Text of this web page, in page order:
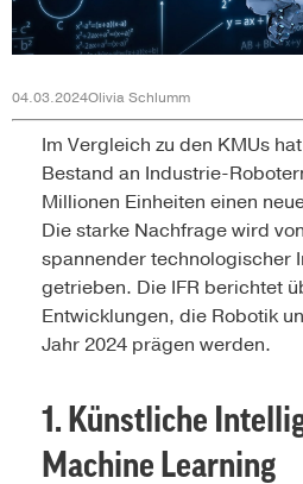
04.03.2024Olivia Schlumm
Im Vergleich zu den KMUs
Bestand an Industrie-
Millionen Einheiten einen
Die starke Nachfrage wird
spannender technologischer
getrieben. Die IFR berichtet
Entwicklungen, die Robotik
Jahr 2024 prägen werden.
1. Künstliche
Machine Learning